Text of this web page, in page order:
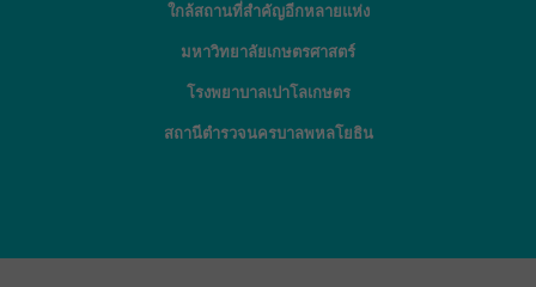
ใกล้สถานที่สำคัญอีกหลายแห่ง
มหาวิทยาลัยเกษตรศาสตร์
โรงพยาบาลเปาโลเกษตร
สถานีตำรวจนครบาลพหลโยธิน